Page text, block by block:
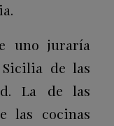
uno juraría
de las
La de las
las cocinas